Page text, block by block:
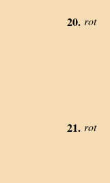
20. rot
21. rot